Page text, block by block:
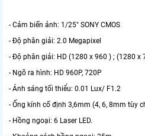
- Cảm biến ảnh: 1/25" SONY CMOS
- Độ phân giải: 2.0 Megapixel
- Độ phân giải: HD (1280 x 960 ) ; (1280 x
- Ngõ ra hình: HD 960P, 720P
- Ánh sáng tối thiểu: 0.01 Lux/ F1.2
- Ống kính cố định 3,6mm (4, 6, 8mm tùy
- Hồng ngoại: 6 Laser LED.